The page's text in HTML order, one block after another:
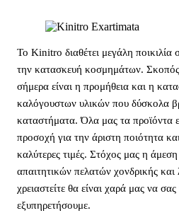
Το Kinitro διαθέτει μεγάλη ποικιλία
την κατασκευή κοσμημάτων.
σήμερα είναι η προμήθεια και η
καλόγουστων υλικών που δύσκολα
καταστήματα. Όλα μας τα προϊόντα
προσοχή για την άριστη ποιότητα
καλύτερες τιμές. Στόχος μας η
απαιτητικών πελατών χονδρικής και
χρειαστείτε θα είναι χαρά μας να
εξυπηρετήσουμε.